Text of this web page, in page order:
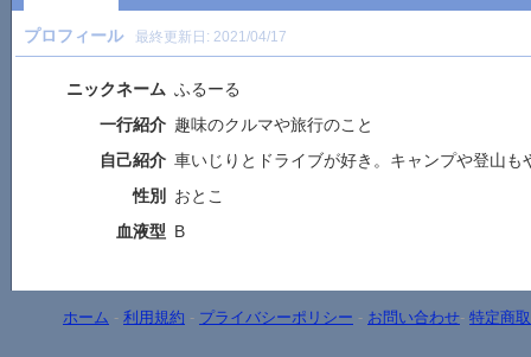
プロフィール 最終更新日: 2021/04/17
ニックネーム ふるーる
一行紹介 趣味のクルマや旅行のこと
自己紹介 車いじりとドライブが好き。キャンプや登山も
性別
おとこ
血液型 B
ホーム - 利用規約 - プライバシーポリシー - お問い合わせ- 特定商